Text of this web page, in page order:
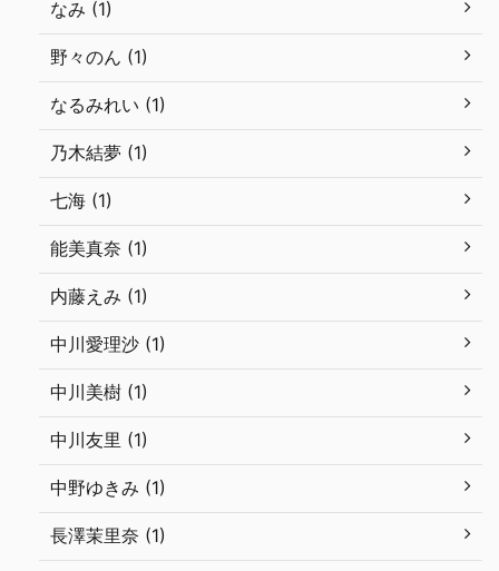
なみ (1)
野々のん (1)
なるみれい (1)
乃木結夢 (1)
七海 (1)
能美真奈 (1)
内藤えみ (1)
中川愛理沙 (1)
中川美樹 (1)
中川友里 (1)
中野ゆきみ (1)
長澤茉里奈 (1)